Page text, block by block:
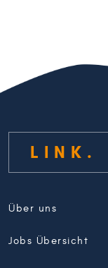
LINK
Über uns
Jobs Übersicht